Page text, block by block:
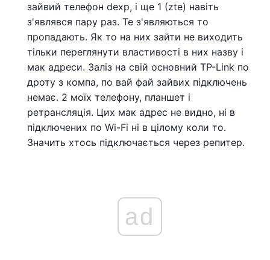
зайвий телефон dexp, і ще 1 (zte) навіть
з'являвся пару раз. Те з'являються то
пропадають. Як то на них зайти не виходить
тільки переглянути властивості в них назву і
мак адреси. Заліз на свій основний TP-Link по
дроту з компа, по вай фай зайвих підключень
немає. 2 моїх телефону, планшет і
ретрансляція. Цих мак адрес не видно, ні в
підключених по Wi-Fi ні в цілому коли то.
Значить хтось підключається через репитер.
ad